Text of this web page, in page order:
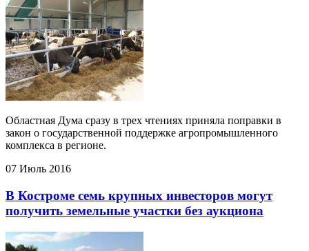
Областная Дума сразу в трех чтениях приняла поправки в
закон о государственной поддержке агропромышленного
комплекса в регионе.
07 Июль 2016
В Костроме семь крупных инвесторов могут
получить земельные участки без аукциона